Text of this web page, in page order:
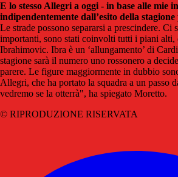
E lo stesso Allegri a oggi - in base alle mie
indipendentemente dall’esito della
Le strade possono separarsi a prescindere. Ci
importanti, sono stati coinvolti tutti i piani alti,
Ibrahimovic. Ibra è un ‘allungamento’ di
stagione sarà il numero uno rossonero a
parere. Le figure maggiormente in dubbio
Allegri, che ha portato la squadra a un passo
vedremo se la otterrà", ha spiegato Moretto.
© RIPRODUZIONE RISERVATA